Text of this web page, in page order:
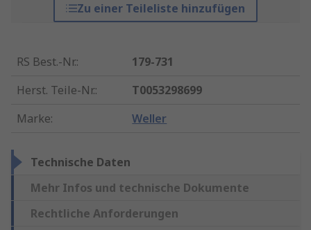
Zu einer Teileliste hinzufügen
RS Best.-Nr.:
179-731
Herst. Teile-Nr.:
T0053298699
Marke: Weller
Technische Daten
Mehr Infos und technische Dokumente
Rechtliche Anforderungen